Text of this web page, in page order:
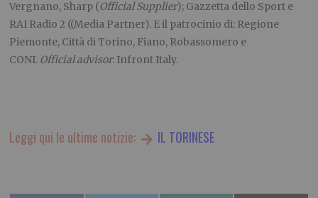
Vergnano, Sharp (Official Supplier); Gazzetta dello Sport e
RAI Radio 2 ((Media Partner). E il patrocinio di: Regione
Piemonte, Città di Torino, Fiano, Robassomero e
CONI. Official advisor: Infront Italy.
Leggi qui le ultime notizie: IL TORINESE